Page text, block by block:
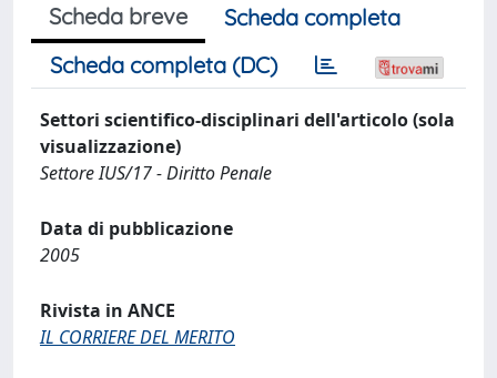
Scheda breve
Scheda completa
Scheda completa (DC)
Settori scientifico-disciplinari dell'articolo (sola
visualizzazione)
Settore IUS/17 - Diritto Penale
Data di pubblicazione
2005
Rivista in ANCE
IL CORRIERE DEL MERITO